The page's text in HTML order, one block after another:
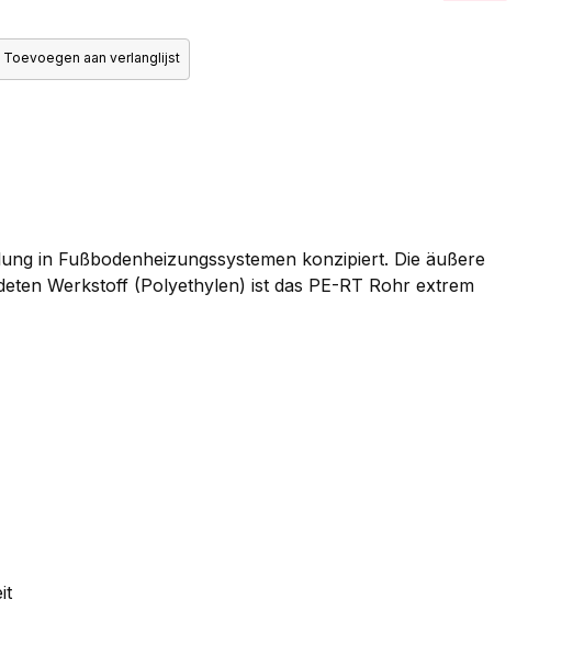
Toevoegen aan verlanglijst
in Fußbodenheizungssystemen konzipiert. Die äußere
Werkstoff (Polyethylen) ist das PE-RT Rohr extrem